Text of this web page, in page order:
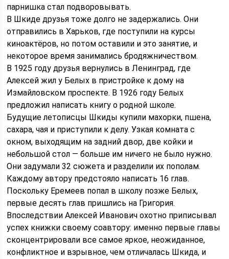
пар­ниш­ка стал под­во­ро­вы­вать.
В Шкиде друзья тоже долго не задержались. Они
отправились в Харьков, где поступили на курсы
киноактёров, но потом оставили и это занятие, и
некоторое время занимались бродяжничеством.
В 1925 году друзья вернулись в Ленинград, где
Алексей жил у Белых в пристройке к дому на
Измайловском проспекте. В 1926 году Белых
предложил написать книгу о родной школе.
Будущие летописцы Шкиды купили махорки, пшена,
сахара, чая и приступили к делу. Узкая комната с
окном, выходящим на задний двор, две койки и
небольшой стол — больше им ничего не было нужно.
Они задумали 32 сюжета и разделили их пополам.
Каждому автору предстояло написать 16 глав.
Поскольку Еремеев попал в школу позже Белых,
первые десять глав пришлись на Григория.
Впоследствии Алексей Иванович охотно приписывал
успех книжки своему соавтору: именно первые главы
сконцентрировали все самое яркое, неожиданное,
конфликтное и взрывное, чем отличалась Шкида, и